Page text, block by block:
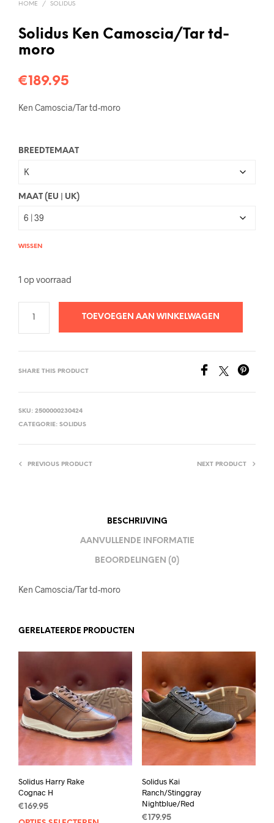
HOME / SOLIDUS
Solidus Ken Camoscia/Tar td-
moro
€189.95
Ken Camoscia/Tar td-moro
BREEDTEMAAT
MAAT (EU | UK)
WISSEN
1 op voorraad
TOEVOEGEN AAN WINKELWAGEN
SHARE THIS PRODUCT
SKU: 2500000230424
CATEGORIE: SOLIDUS
PREVIOUS PRODUCT NEXT PRODUCT
BESCHRIJVING
AANVULLENDE INFORMATIE
BEOORDELINGEN (0)
Ken Camoscia/Tar td-moro
GERELATEERDE PRODUCTEN
Solidus Harry Rake
Cognac H
€ 169.95
Solidus Kai
Ranch/Stinggray
Nightblue/Red
€ 179.95